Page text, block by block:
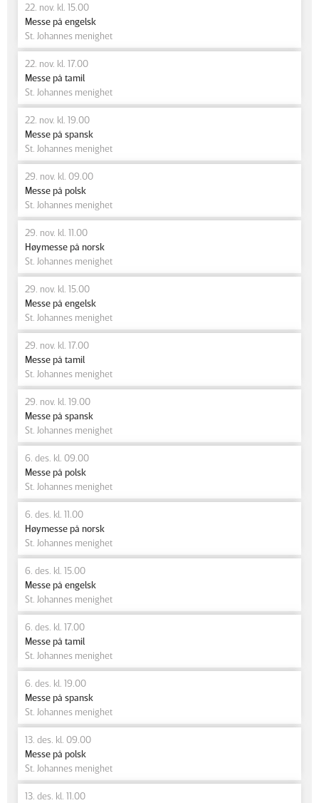
22. nov. kl. 15.00
Messe på engelsk
St. Johannes menighet
22. nov. kl. 17.00
Messe på tamil
St. Johannes menighet
22. nov. kl. 19.00
Messe på spansk
St. Johannes menighet
29. nov. kl. 09.00
Messe på polsk
St. Johannes menighet
29. nov. kl. 11.00
Høymesse på norsk
St. Johannes menighet
29. nov. kl. 15.00
Messe på engelsk
St. Johannes menighet
29. nov. kl. 17.00
Messe på tamil
St. Johannes menighet
29. nov. kl. 19.00
Messe på spansk
St. Johannes menighet
6. des. kl. 09.00
Messe på polsk
St. Johannes menighet
6. des. kl. 11.00
Høymesse på norsk
St. Johannes menighet
6. des. kl. 15.00
Messe på engelsk
St. Johannes menighet
6. des. kl. 17.00
Messe på tamil
St. Johannes menighet
6. des. kl. 19.00
Messe på spansk
St. Johannes menighet
13. des. kl. 09.00
Messe på polsk
St. Johannes menighet
13. des. kl. 11.00